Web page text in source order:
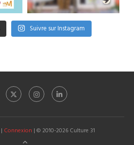
Suivre sur Instagram
| Connexion | © 2010-2026 Culture 31